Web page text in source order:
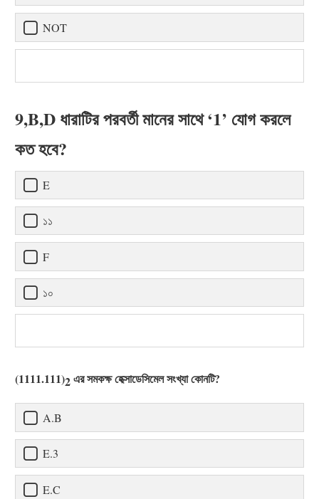
NOT
9,B,D ধারাটির পরবর্তী মানের সাথে ‘1’ যোগ করলে
কত হবে?
E
১১
F
১০
(1111.111)2এর সমকক্ষ হেক্সাডেসিমেল সংখ্যা কোনটি?
A.B
E.3
E.C